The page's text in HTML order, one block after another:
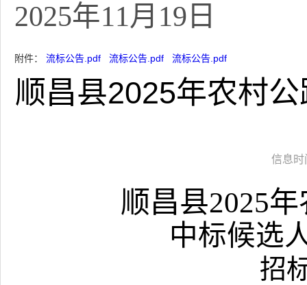
2025年11月19日
附件： 流标公告.pdf 流标公告.pdf 流标公告.pdf
顺昌县2025年农村
信息时
顺昌县2025年
中标候选
招